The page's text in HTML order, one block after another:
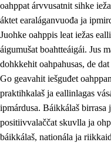
oahppat árvvusatnit sihke
áktet earaláganvuođa ja
Juohke oahppis leat iežas
áigumušat boahtteáigái. Jus
dohkkehit oahpahusas, de
Go geavahit iešguđet
praktihkalaš ja eallinlagas
ipmárdusa. Báikkálaš birrasa
positiivvalaččat skuvlla ja
báikkálaš, nationála ja